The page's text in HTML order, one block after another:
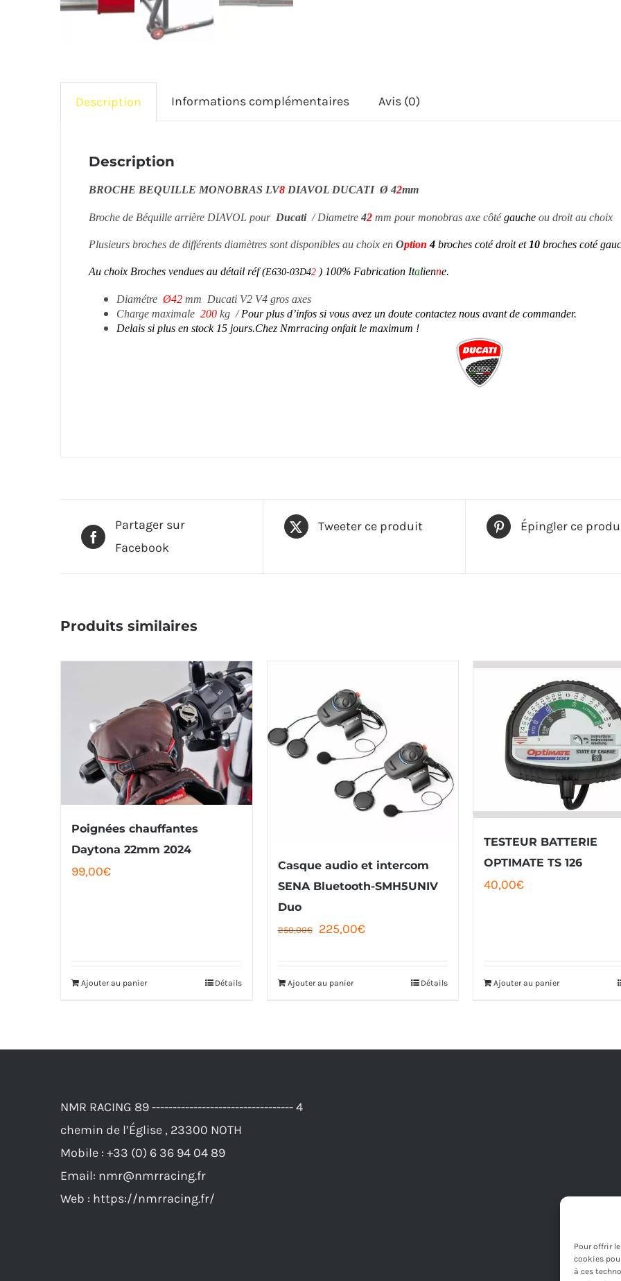
Pour offrir
cookies
à ces
Description Informations complémentaires Avis (0)
Description
BROCHE BEQUILLE MONOBRAS LV8 DIAVOL DUCATI Ø 42mm
Broche de Béquille arrière DIAVOL pour Ducati/ Diametre 42 mm pour monobras axe côtégauche ou droit au choix
Plusieurs broches de différents diamètres sont disponibles au choix en Option 4 broches coté droit et 10 broches coté
Au choix Broches vendues au détail réf (E630-03D42 ) 100% Fabrication Italienne.
Diamétre Ø42 mm Ducati V2 V4 gros axes
Charge maximale 200 kg /Pour plus d’infos si vous avez un doute contactez nous avant de commander.
Delais si plus en stock 15 jours.Chez Nmrracing onfait le maximum !
Partager sur
Facebook
Tweeter ce produit Épingler ce
Produits similaires
Poignées chauffantes
Daytona 22mm 2024
99,00€
Ajouter au panier Détails
Casque audio et intercom
SENA Bluetooth-SMH5UNIV
Duo
250,00€
Le
225,00€Le
Ajouter au panier Détails
TESTEUR BATTERIE
OPTIMATE TS 126
40,00€
Ajouter au panier
NMR RACING 89 ---------------------------------- 4
chemin de l’Église , 23300 NOTH
Mobile : +33 (0) 6 36 94 04 89
Email: nmr@nmrracing.fr
Web : https://nmrracing.fr/